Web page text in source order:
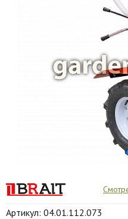
Артикул: 04.01.112.073